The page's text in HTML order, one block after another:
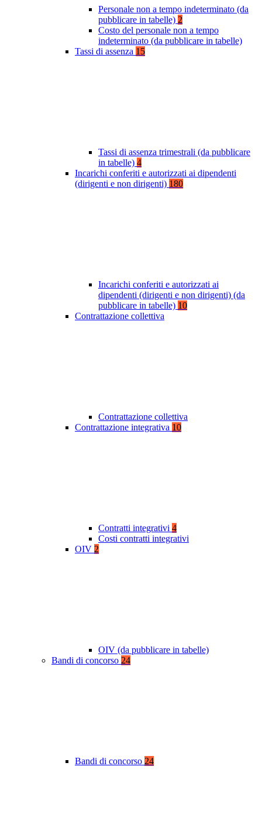
Personale non a tempo indeterminato (da
pubblicare in tabelle) 2
Costo del personale non a tempo
indeterminato (da pubblicare in tabelle)
Tassi di assenza 15
Tassi di assenza trimestrali (da pubblicare
in tabelle) 4
Incarichi conferiti e autorizzati ai dipendenti
(dirigenti e non dirigenti) 180
Incarichi conferiti e autorizzati ai
dipendenti (dirigenti e non dirigenti) (da
pubblicare in tabelle) 10
Contrattazione collettiva
Contrattazione collettiva
Contrattazione integrativa 10
Contratti integrativi 4
Costi contratti integrativi
OIV 2
OIV (da pubblicare in tabelle)
Bandi di concorso 24
Bandi di concorso 24